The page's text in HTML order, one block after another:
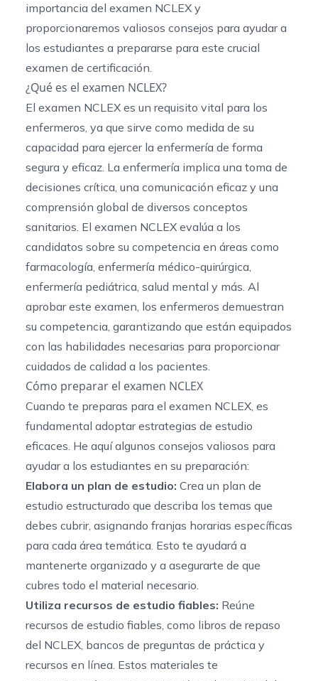
importancia del examen NCLEX y
proporcionaremos valiosos consejos para ayudar a
los estudiantes a prepararse para este crucial
examen de certificación.
¿Qué es el examen NCLEX?
El examen NCLEX es un requisito vital para los
enfermeros, ya que sirve como medida de su
capacidad para ejercer la enfermería de forma
segura y eficaz. La enfermería implica una toma de
decisiones crítica, una comunicación eficaz y una
comprensión global de diversos conceptos
sanitarios. El examen NCLEX evalúa a los
candidatos sobre su competencia en áreas como
farmacología, enfermería médico-quirúrgica,
enfermería pediátrica, salud mental y más. Al
aprobar este examen, los enfermeros demuestran
su competencia, garantizando que están equipados
con las habilidades necesarias para proporcionar
cuidados de calidad a los pacientes.
Cómo preparar el examen NCLEX
Cuando te preparas para el examen NCLEX, es
fundamental adoptar estrategias de estudio
eficaces. He aquí algunos consejos valiosos para
ayudar a los estudiantes en su preparación:
Elabora un plan de estudio: Crea un plan de
estudio estructurado que describa los temas que
debes cubrir, asignando franjas horarias específicas
para cada área temática. Esto te ayudará a
mantenerte organizado y a asegurarte de que
cubres todo el material necesario.
Utiliza recursos de estudio fiables: Reúne
recursos de estudio fiables, como libros de repaso
del NCLEX, bancos de preguntas de práctica y
recursos en línea. Estos materiales te